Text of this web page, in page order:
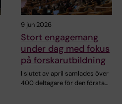
9 jun 2026
Stort engagemang
under dag med fokus
på forskarutbildning
I slutet av april samlades över
400 deltagare för den första…